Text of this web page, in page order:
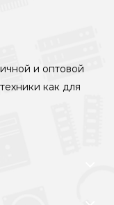
и оптовой
как для